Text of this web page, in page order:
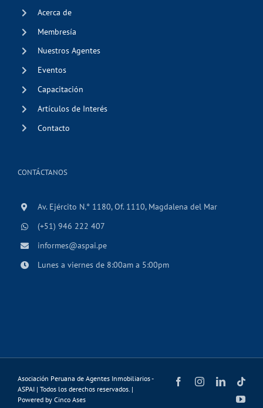
Acerca de
Membresía
Nuestros Agentes
Eventos
Capacitación
Artículos de Interés
Contacto
CONTÁCTANOS
Av. Ejército N.° 1180, Of. 1110, Magdalena del Mar
(+51) 946 222 407
informes@aspai.pe
Lunes a viernes de 8:00am a 5:00pm
Asociación Peruana de Agentes Inmobiliarios -
ASPAI | Todos los derechos reservados. |
Powered by Cinco Ases
FacebookInstagramLinkedIn